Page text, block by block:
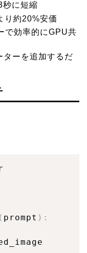
秒に短縮
り約20%安価
で効率的にGPU共
ターを追加するだ
( prompt ) :